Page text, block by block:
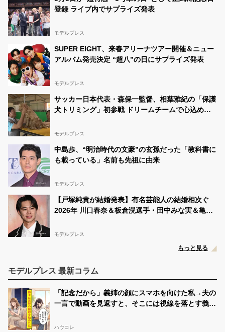
登録 ライブ内でサプライズ発表
モデルプレス
SUPER EIGHT、来春アリーナツアー開催＆ニュー
アルバム発売決定 “超八”の日にサプライズ発表
モデルプレス
サッカー日本代表・森保一監督、相葉雅紀の「保護
犬トリミング」初参戦 ドリームチームで心込めて
モデルプレス
中島歩、“明治時代の文豪”の玄孫だった「教科書に
も載っている」名前も先祖に由来
モデルプレス
【戸塚純貴が結婚発表】有名芸能人の結婚相次ぐ
2026年 川口春奈＆板倉滉選手・田中みな実＆亀梨
モデルプレス
もっと見る
モデルプレス 最新コラム
「記念だから」義姉の顔にスマホを向けた私→夫の
一言で動画を見返すと、そこには視線を落とす義姉
ハウコレ